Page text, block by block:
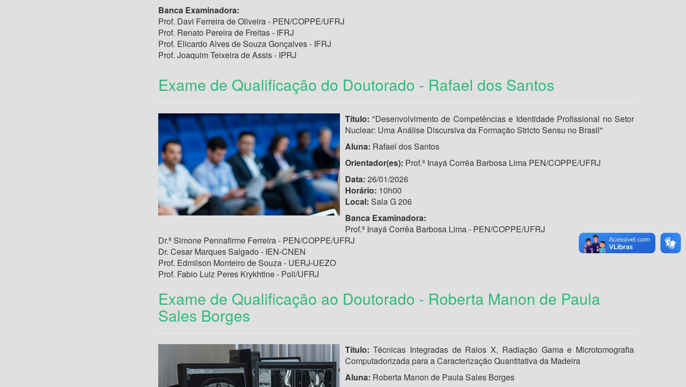
Banca Examinadora:
Prof. Davi Ferreira de Oliveira - PEN/COPPE/UFRJ
Prof. Renato Pereira de Freitas - IFRJ
Prof. Elicardo Alves de Souza Gonçalves - IFRJ
Prof. Joaquim Teixeira de Assis - IPRJ
Exame de Qualificação do Doutorado - Rafael dos Santos
Título: "Desenvolvimento de Competências e Identidade Profissional no Setor
Nuclear: Uma Análise Discursiva da Formação Stricto Sensu no Brasil"
Aluna: Rafael dos Santos
Orientador(es): Prof.ª Inayá Corrêa Barbosa Lima PEN/COPPE/UFRJ
Data: 26/01/2026
Horário: 10h00
Local: Sala G 206
Banca Examinadora:
Prof.ª Inayá Corrêa Barbosa Lima - PEN/COPPE/UFRJ
Dr.ª Simone Pennafirme Ferreira - PEN/COPPE/UFRJ
Dr. Cesar Marques Salgado - IEN-CNEN
Prof. Edmilson Monteiro de Souza - UERJ-UEZO
Prof. Fabio Luiz Peres Krykhtine - Poli/UFRJ
Exame de Qualificação ao Doutorado - Roberta Manon de Paula
Sales Borges
Título:Técnicas Integradas de Raios X, Radiação Gama e Microtomografia
Computadorizada para a Caracterização Quantitativa da Madeira
Aluna: Roberta Manon de Paula Sales Borges